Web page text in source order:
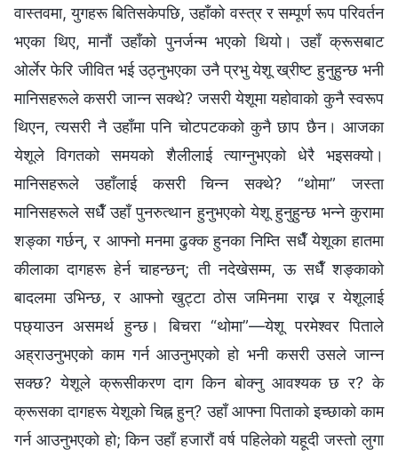
वास्तवमा, युगहरू बितिसकेपछि, उहाँको वस्त्र र सम्पूर्ण रूप परिवर्तन
भएका थिए, मानौं उहाँको पुनर्जन्म भएको थियो। उहाँ क्रूसबाट
ओर्लेर फेरि जीवित भई उठ्नुभएका उनै प्रभु येशू ख्रीष्ट हुनुहुन्छ भनी
मानिसहरूले कसरी जान्न सक्थे? जसरी येशूमा यहोवाको कुनै स्वरूप
थिएन, त्यसरी नै उहाँमा पनि चोटपटकको कुनै छाप छैन। आजका
येशूले विगतको समयको शैलीलाई त्याग्‍नुभएको धेरै भइसक्यो।
मानिसहरूले उहाँलाई कसरी चिन्न सक्थे? “थोमा” जस्ता
मानिसहरूले सधैँ उहाँ पुनरुत्थान हुनुभएको येशू हुनुहुन्छ भन्‍ने कुरामा
शङ्का गर्छन्, र आफ्नो मनमा ढुक्क हुनका निम्ति सधैँ येशूका हातमा
कीलाका दागहरू हेर्न चाहन्छन्; ती नदेखेसम्म, ऊ सधैँ शङ्काको
बादलमा उभिन्छ, र आफ्नो खुट्टा ठोस जमिनमा राख्न र येशूलाई
पछ्याउन असमर्थ हुन्छ। बिचरा “थोमा”—येशू परमेश्‍वर पिताले
अह्राउनुभएको काम गर्न आउनुभएको हो भनी कसरी उसले जान्न
सक्छ? येशूले क्रूसीकरण दाग किन बोक्‍नु आवश्यक छ र? के
क्रूसका दागहरू येशूको चिह्न हुन्? उहाँ आफ्ना पिताको इच्छाको काम
गर्न आउनुभएको हो; किन उहाँ हजारौं वर्ष पहिलेको यहूदी जस्तो लुगा